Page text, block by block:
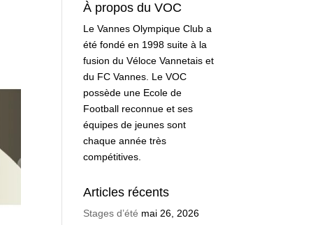
À propos du VOC
Le Vannes Olympique Club a
été fondé en 1998 suite à la
fusion du Véloce Vannetais et
du FC Vannes. Le VOC
possède une Ecole de
Football reconnue et ses
équipes de jeunes sont
chaque année très
compétitives.
Articles récents
Stages d’été mai 26, 2026